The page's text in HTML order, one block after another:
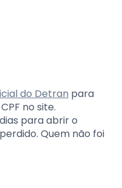
do Detran para
no site.
para abrir o
Quem não foi